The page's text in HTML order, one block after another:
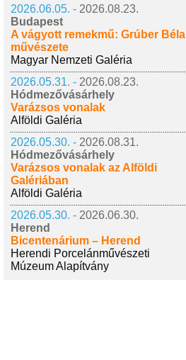
2026.06.05. - 2026.08.23.
Budapest
A vágyott remekmű: Grúber Béla
művészete
Magyar Nemzeti Galéria
2026.05.31. - 2026.08.23.
Hódmezővásárhely
Varázsos vonalak
Alföldi Galéria
2026.05.30. - 2026.08.31.
Hódmezővásárhely
Varázsos vonalak az Alföldi
Galériában
Alföldi Galéria
2026.05.30. - 2026.06.30.
Herend
Bicentenárium – Herend
Herendi Porcelánművészeti
Múzeum Alapítvány